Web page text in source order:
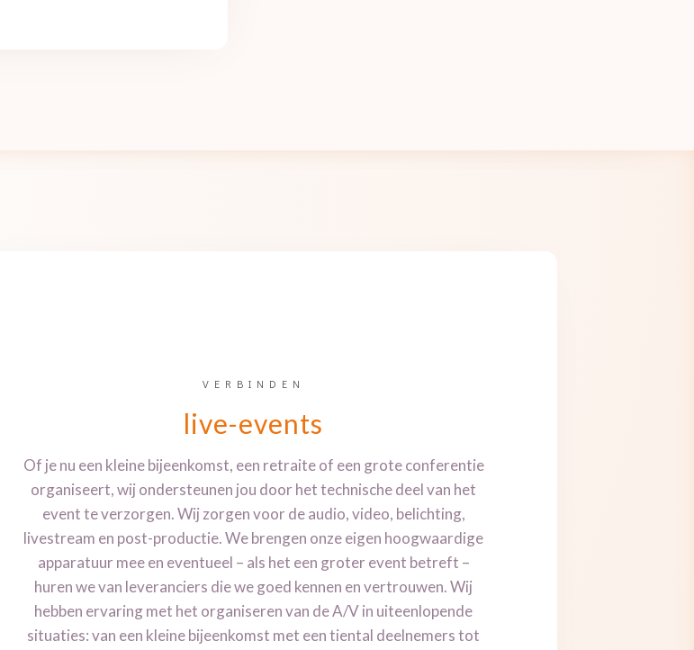
VERBINDEN
live-events
Of je nu een kleine bijeenkomst, een retraite of een grote conferentie
organiseert, wij ondersteunen jou door het technische deel van het
event te verzorgen.Wij zorgen voor de audio, video, belichting,
livestream en post-productie. We brengen onze eigen hoogwaardige
apparatuur mee en eventueel – als het een groter event betreft –
huren we van leveranciers die we goed kennen en vertrouwen. Wij
hebben ervaring met het organiseren van de A/V in uiteenlopende
situaties: van een kleine bijeenkomst met een tiental deelnemers tot